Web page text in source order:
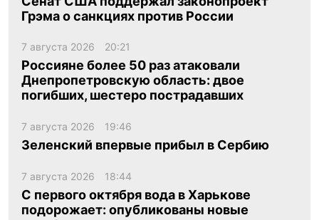
Грэма о санкциях против России
7 августа 2026 20:21
Россияне более 50 раз атаковали
Днепропетровскую область: двое
погибших, шестеро пострадавших
7 августа 2026 19:46
Зеленский впервые прибыл в Сербию
7 августа 2026 18:44
С первого октября вода в Харькове
подорожает: опубликованы новые